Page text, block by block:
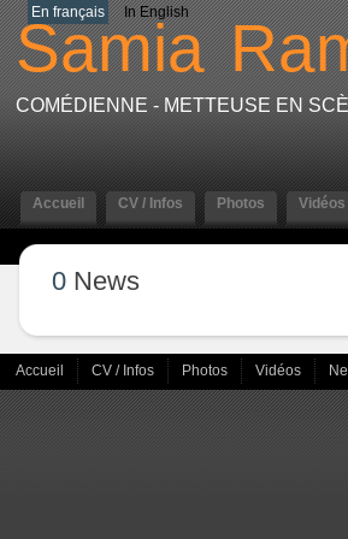
En français In English
Samia
COMÉDIENNE - METTEUSE EN
Accueil CV / Infos Photos Vidéos
0 News
Accueil CV / Infos Photos Vidéos